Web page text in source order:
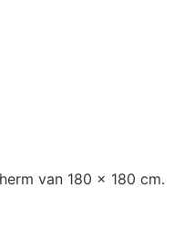
van 180 x 180 cm.